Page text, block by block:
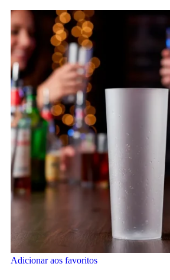
Adicionar aos favoritos